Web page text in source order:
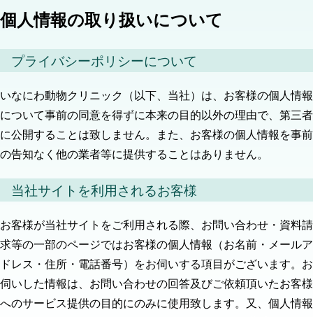
個人情報の取り扱いについて
プライバシーポリシーについて
いなにわ動物クリニック（以下、当社）は、お客様の個人情報
について事前の同意を得ずに本来の目的以外の理由で、第三者
に公開することは致しません。また、お客様の個人情報を事前
の告知なく他の業者等に提供することはありません。
当社サイトを利用されるお客様
お客様が当社サイトをご利用される際、お問い合わせ・資料請
求等の一部のページではお客様の個人情報（お名前・メールア
ドレス・住所・電話番号）をお伺いする項目がございます。お
伺いした情報は、お問い合わせの回答及びご依頼頂いたお客様
へのサービス提供の目的にのみに使用致します。又、個人情報